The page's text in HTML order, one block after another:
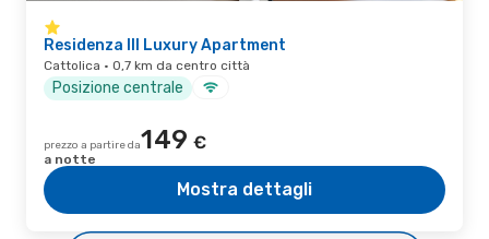
Residenza III Luxury Apartment
Cattolica · 0,7 km da centro città
Posizione centrale
prezzo a partire da149 €
a notte
Mostra dettagli